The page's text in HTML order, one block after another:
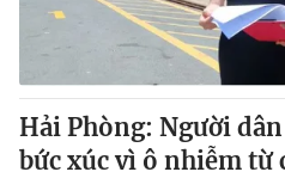
Hải Phòng: Người
bức xúc vì ô nhiễm từ